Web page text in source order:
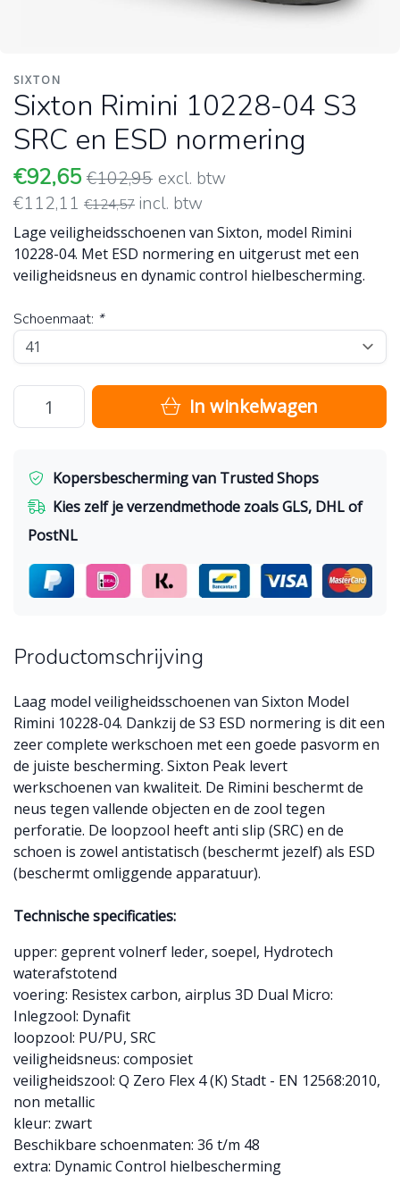
SIXTON
Sixton Rimini 10228-04 S3
SRC en ESD normering
€92,65 €102,95 excl. btw
€112,11 €124,57 incl. btw
Lage veiligheidsschoenen van Sixton, model Rimini
10228-04. Met ESD normering en uitgerust met een
veiligheidsneus en dynamic control hielbescherming.
Schoenmaat: *
In winkelwagen
Kopersbescherming van Trusted Shops
Kies zelf je verzendmethode zoals GLS, DHL of
PostNL
Productomschrijving
Laag model veiligheidsschoenen van Sixton Model
Rimini 10228-04. Dankzij de S3 ESD normering is dit een
zeer complete werkschoen met een goede pasvorm en
de juiste bescherming. Sixton Peak levert
werkschoenen van kwaliteit. De Rimini beschermt de
neus tegen vallende objecten en de zool tegen
perforatie. De loopzool heeft anti slip (SRC) en de
schoen is zowel antistatisch (beschermt jezelf) als ESD
(beschermt omliggende apparatuur).
Technische specificaties:
upper: geprent volnerf leder, soepel, Hydrotech
waterafstotend
voering: Resistex carbon, airplus 3D Dual Micro:
Inlegzool: Dynafit
loopzool: PU/PU, SRC
veiligheidsneus: composiet
veiligheidszool: Q Zero Flex 4 (K) Stadt - EN 12568:2010,
non metallic
kleur: zwart
Beschikbare schoenmaten: 36 t/m 48
extra: Dynamic Control hielbescherming